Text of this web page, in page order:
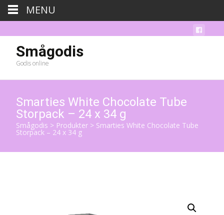
Smågodis
Godis online
Smarties White Chocolate Tube
Storpack – 24 x 34 g
Smågodis > Produkter > Smarties White Chocolate Tube
Storpack – 24 x 34 g
MENU